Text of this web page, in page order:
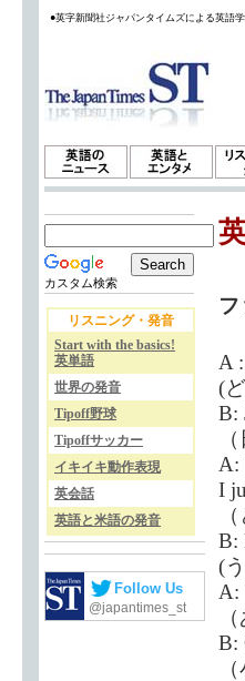
●英字新聞社ジャパンタイムズによる英語
カスタム検索
リスニング・発音
Start with the basics!
英単語
世界の発音
Tipoff野球
Tipoffサッカー
イキイキ動作表現
英会話
英語と米語の発音
Follow Us
@japantimes_st
A
(
B:
A:
I
B:
(
A:
B: